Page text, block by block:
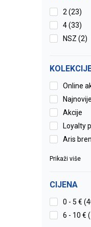
2 (23)
4(33)
NSZ (2)
Online
Najnovije
Akcije
Loyalty
Aris
Prikaži više
CIJENA
0 - 5 €
6 - 10 €